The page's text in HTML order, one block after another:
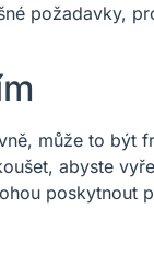
požadavky,
může to být
abyste
poskytnout